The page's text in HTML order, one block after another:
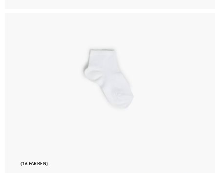
(16 FARBEN)